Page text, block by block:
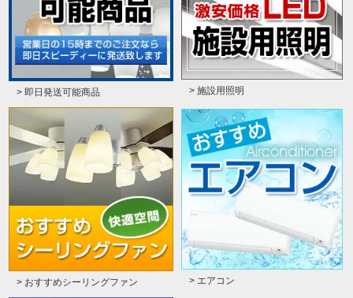
> 即日発送可能商品 > 施設用照明
> おすすめシーリングファン > エアコン